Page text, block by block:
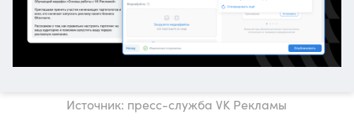
Источник: пресс-служба VK Рекламы